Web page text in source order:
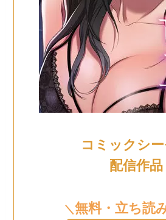
コミックシ
配信作品
＼無料・立ち読